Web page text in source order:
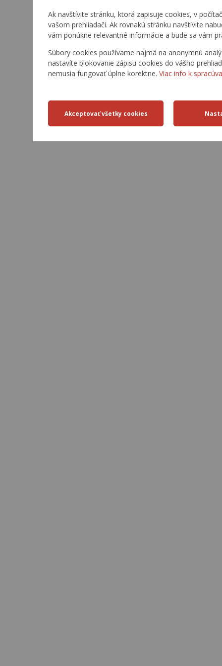
Ak navštívite stránku, ktorá zapisuje cookies, v
vašom prehliadači. Ak rovnakú stránku navštívite
vám ponúkne relevantné informácie a bude sa vám
Súbory cookies používame najmä na anonymnú
nastavíte blokovanie zápisu cookies do vášho
nemusia fungovať úplne korektne. Viac info k